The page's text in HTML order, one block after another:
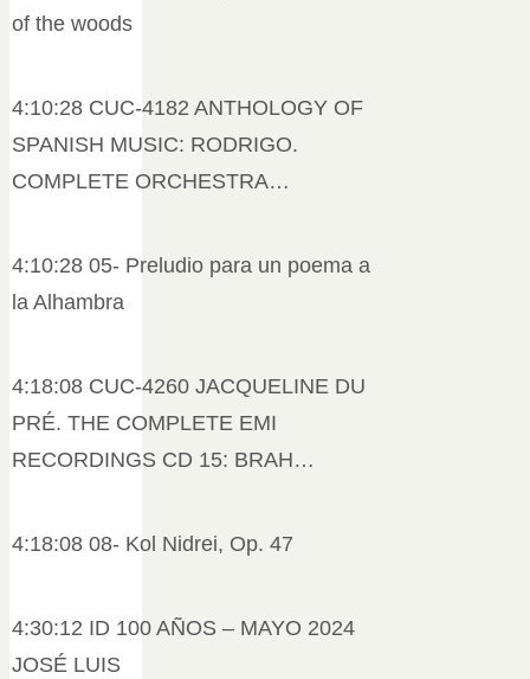
of the woods
4:10:28 CUC-4182 ANTHOLOGY OF
SPANISH MUSIC: RODRIGO.
COMPLETE ORCHESTRA…
4:10:28 05- Preludio para un poema a
la Alhambra
4:18:08 CUC-4260 JACQUELINE DU
PRÉ. THE COMPLETE EMI
RECORDINGS CD 15: BRAH…
4:18:08 08- Kol Nidrei, Op. 47
4:30:12 ID 100 AÑOS – MAYO 2024
JOSÉ LUIS